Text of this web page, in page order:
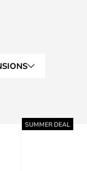
SUMMER DEAL